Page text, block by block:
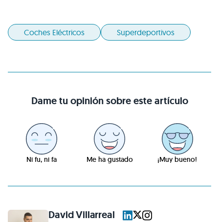
Coches Eléctricos Superdeportivos
Dame tu opinión sobre este artículo
Ni fu, ni fa Me ha gustado ¡Muy bueno!
David Villarreal